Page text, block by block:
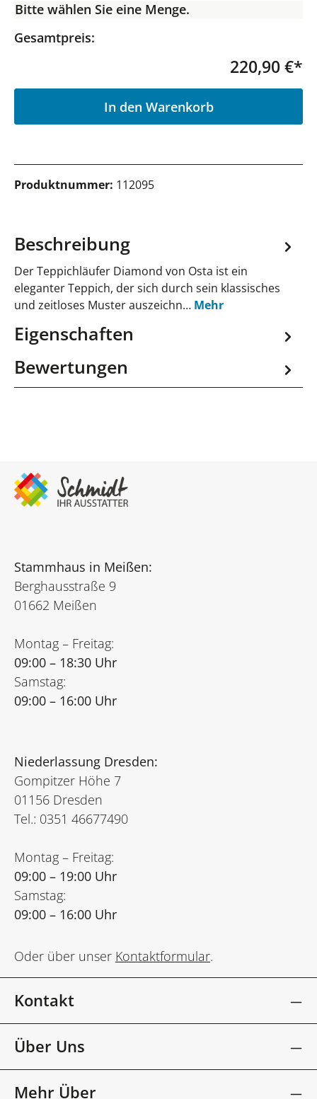
Bitte wählen Sie eine Menge.
Gesamtpreis:
220,90 €*
In den Warenkorb
Produktnummer: 112095
Beschreibung
Der Teppichläufer Diamond von Osta ist ein
eleganter Teppich, der sich durch sein klassisches
und zeitloses Muster auszeichn… Mehr
Eigenschaften
Bewertungen
Stammhaus in Meißen:
Berghausstraße 9
01662 Meißen
Montag – Freitag:
09:00 – 18:30 Uhr
Samstag:
09:00 – 16:00 Uhr
Niederlassung Dresden:
Gompitzer Höhe 7
01156 Dresden
Tel.: 0351 46677490
Montag – Freitag:
09:00 – 19:00 Uhr
Samstag:
09:00 – 16:00 Uhr
Oder über unser Kontaktformular.
Kontakt
Über Uns
Mehr Über